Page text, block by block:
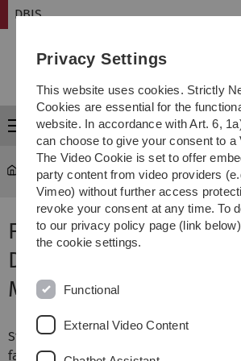
Skip
Skip
Skip
Skip
DBIS
Menu
DBIS Teaching
Fortgeschrittene
Daten- und Prozess-
Management
Studierende lernen anhand
fachbezogenen und
Privacy Settings
This website uses cookies. Strictly
Cookies are essential for the
website. In accordance with Art. 6,
can choose to give your consent to a
The Video Cookie is set to offer
party content from video providers
Vimeo) without further access
revoke your consent at any time. To
to our privacy policy page (link
the cookie settings.
Functional
External Video Content